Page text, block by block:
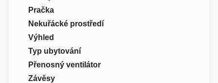
Pračka
Nekuřácké prostředí
Výhled
Typ ubytování
Přenosný ventilátor
Závěsy